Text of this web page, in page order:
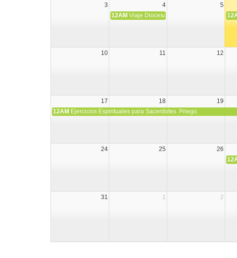
3 4 5
12AM Viaje Diocesano a Japón.
10 11 12
17 18 19
12AM Ejercicios Espirituales para Sacerdotes. Priego.
24 25 26
31 1 2